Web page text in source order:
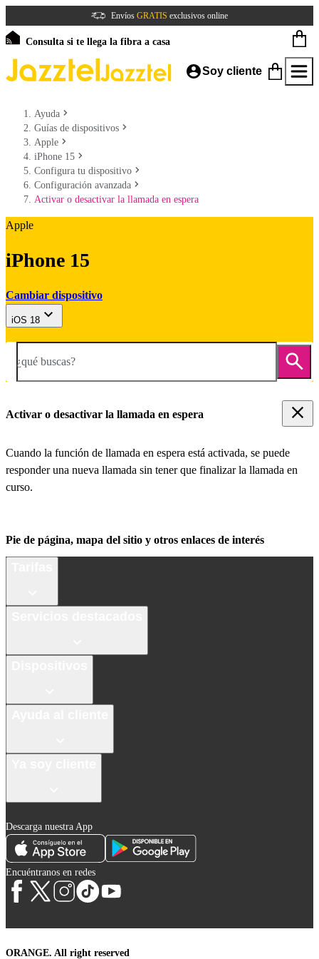
Envíos GRATIS exclusivos online
Consulta si te llega la fibra a casa
Soy cliente
Ayuda
Guías de dispositivos
Apple
iPhone 15
Configura tu dispositivo
Configuración avanzada
Activar o desactivar la llamada en espera
Apple
iPhone 15
Cambiar dispositivo
iOS 18
¿qué buscas?
Activar o desactivar la llamada en espera
Cuando la función de llamada en espera está activada, se puede
responder una nueva llamada sin tener que finalizar la llamada en
curso.
Pie de página, mapa del sitio y otros enlaces de interés
Descarga nuestra App
Encuéntranos en redes
ORANGE. All right reserved